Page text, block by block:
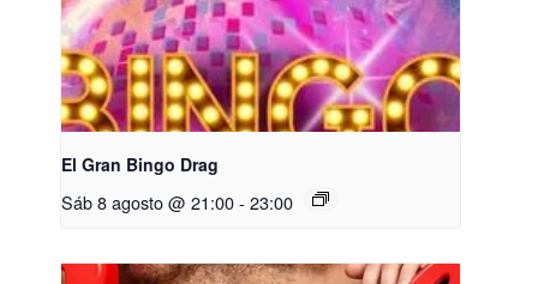
El Gran Bingo Drag
Sáb 8 agosto @ 21:00- 23:00